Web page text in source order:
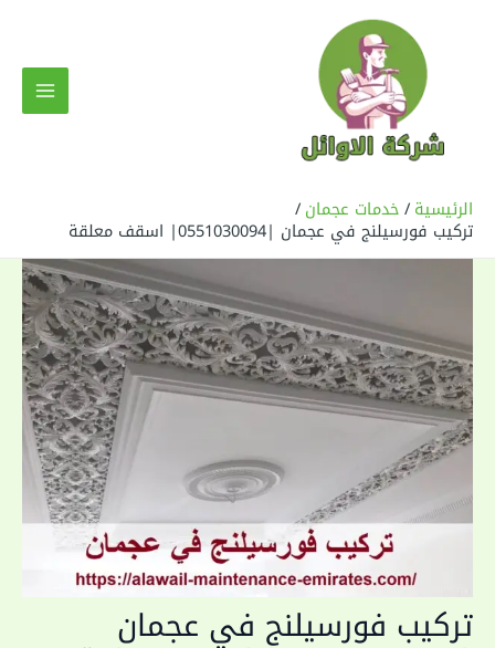
الرئيسية خدمات عجمان
تركيب فورسيلنج في عجمان |0551030094| اسقف معلقة
تركيب فورسيلنج في عجمان